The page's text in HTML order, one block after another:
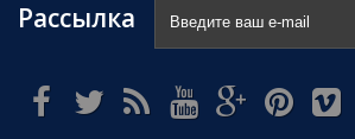
Рассылка